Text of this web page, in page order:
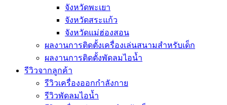
จังหวัดพะเยา
จังหวัดสระแก้ว
จังหวัดแม่ฮ่องสอน
ผลงานการติดตั้งเครื่องเล่นสนามสำหรับเด็ก
ผลงานการติดตั้งพัดลมไอน้ำ
รีวิวจากลูกค้า
รีวิวเครื่องออกกำลังกาย
รีวิวพัดลมไอน้ำ